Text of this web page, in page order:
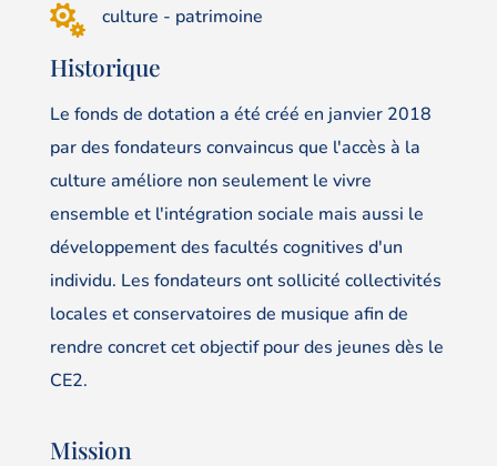
 culture - patrimoine
Historique
Le fonds de dotation a été créé en janvier 2018
par des fondateurs convaincus que l'accès à la
culture améliore non seulement le vivre
ensemble et l'intégration sociale mais aussi le
développement des facultés cognitives d'un
individu. Les fondateurs ont sollicité collectivités
locales et conservatoires de musique afin de
rendre concret cet objectif pour des jeunes dès le
CE2.
Mission